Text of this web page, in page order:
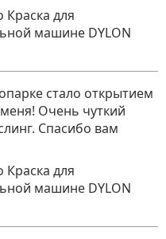
Краска для
машине DYLON
стало открытием
Очень чуткий
Спасибо вам
Краска для
машине DYLON